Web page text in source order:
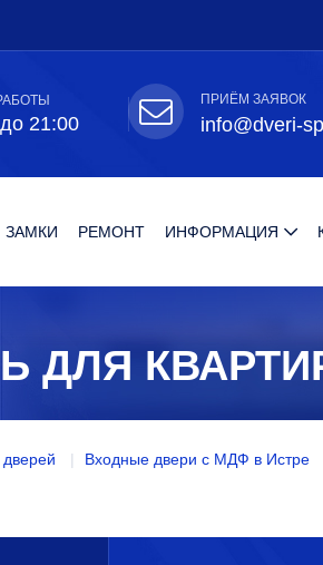
21:00
ПРИЁМ ЗАЯВОК
info@dveri-
ЗАМКИ РЕМОНТ ИНФОРМАЦИЯ
ДЛЯ
дверей Входные двери с МДФ в Истре